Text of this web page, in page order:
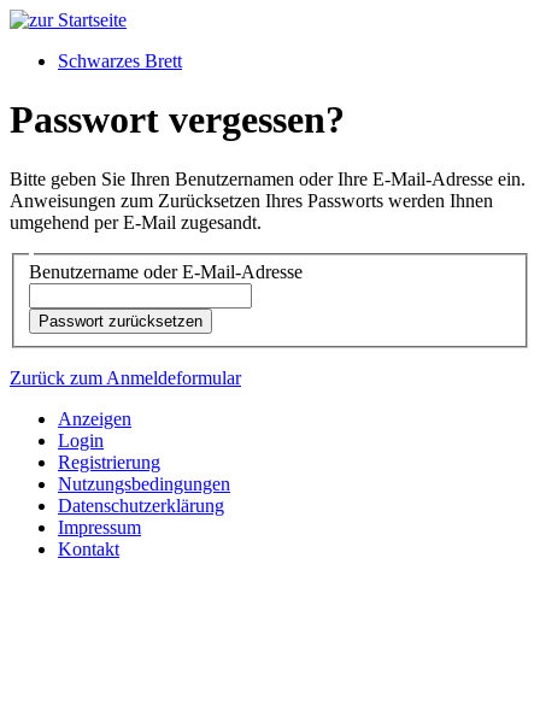
Schwarzes Brett
Passwort vergessen?
Bitte geben Sie Ihren Benutzernamen oder Ihre E-Mail-Adresse ein.
Anweisungen zum Zurücksetzen Ihres Passworts werden Ihnen
umgehend per E-Mail zugesandt.
Benutzername oder E-Mail-Adresse
Zurück zum Anmeldeformular
Anzeigen
Login
Registrierung
Nutzungsbedingungen
Datenschutzerklärung
Impressum
Kontakt